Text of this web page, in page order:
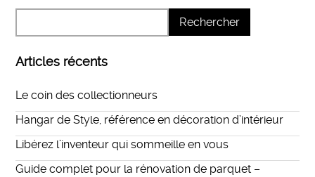
Articles récents
Le coin des collectionneurs
Hangar de Style, référence en décoration d’intérieur
Libérez l’inventeur qui sommeille en vous
Guide complet pour la rénovation de parquet –